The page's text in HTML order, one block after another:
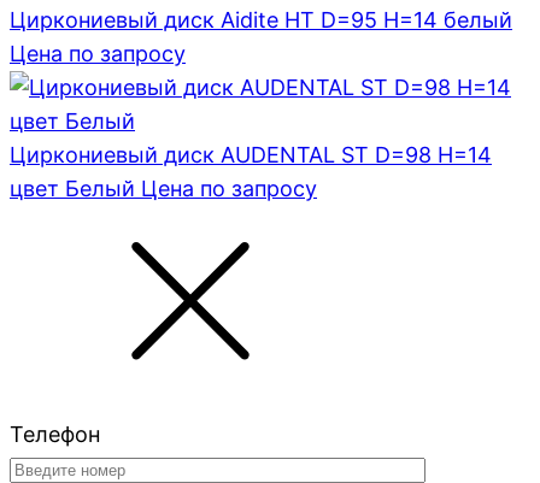
Циркониевый диск Aidite HT D=95 H=14 белый
Цена по запросу
Циркониевый диск AUDENTAL ST D=98 H=14
цвет Белый Цена по запросу
Телефон